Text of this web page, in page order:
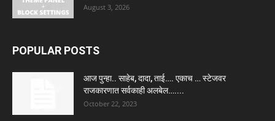
August 3, 2026
POPULAR POSTS
आज पुन्हा.. साहेब, दादा, ताई…. एकाच … स्टेजवर
राजकारणात सर्वकाही अलबेल…....
October 22, 2023